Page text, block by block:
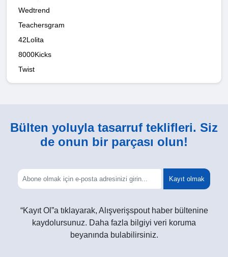
Wedtrend
Teachersgram
42Lolita
8000Kicks
Twist
Bülten yoluyla tasarruf teklifleri. Siz
de onun bir parçası olun!
Kayıt olmak
“Kayıt Ol”a tıklayarak, Alışverişspout haber bültenine
kaydolursunuz. Daha fazla bilgiyi veri koruma
beyanında bulabilirsiniz.